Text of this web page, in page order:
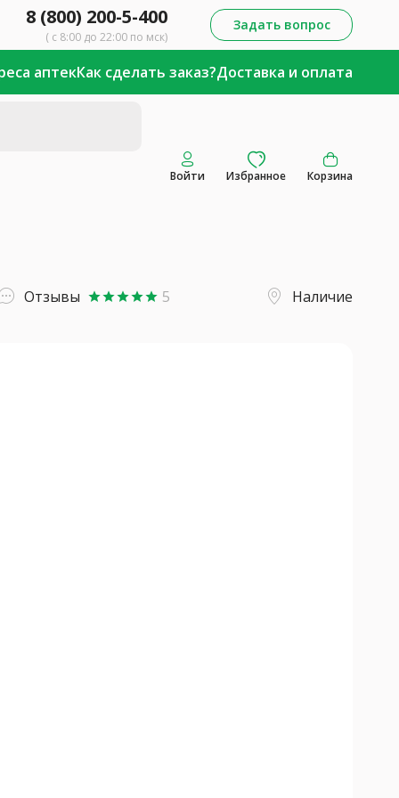
8 (800) 200-5-400
( с 8:00 до 22:00 по мск)
Задать вопрос
аптекКак сделать заказ?Доставка и оплата
Войти Избранное Корзина
Отзывы starstarstarstarstar 5 Наличие